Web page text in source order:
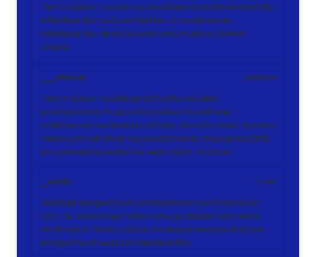
Tento súbor cookie sa používa na uloženie identity
návštevníka počas návštev a preferencie
návštevníka deaktivovať našu funkciu živého
chatu.
__cfruid
Tento súbor cookie je súčasťou služieb
poskytovaných spoločnosťou Cloudflare –
vrátane vyrovnávania záťaže, doručovania obsahu
webových stránok a poskytovania pripojenia DNS
pre prevádzkovateľov webových stránok.
relácie
_auth
Zaisťuje bezpečnosť prehliadania návštevníkov
tým, že zabraňuje falšovaniu požiadaviek medzi
stránkami. Tento súbor cookie je nevyhnutný pre
bezpečnosť webu a návštevníka.
1 rok